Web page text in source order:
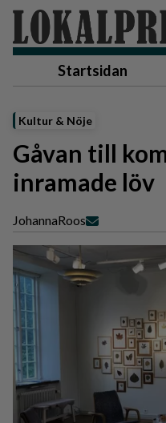
Startsidan
Kultur & Nöje
Gåvan till
inramade löv
JohannaRoos